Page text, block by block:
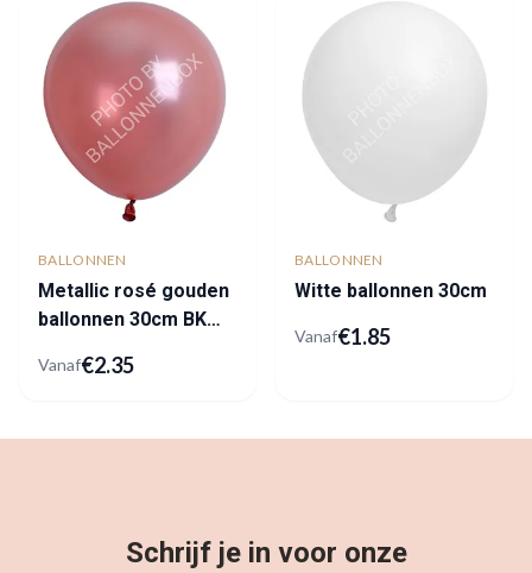
BALLONNEN
Metallic rosé gouden
ballonnen 30cm BK
Vanaf€2.35
BALLONNEN
Witte ballonnen 30cm
Vanaf€1.85
Schrijf je in voor onze